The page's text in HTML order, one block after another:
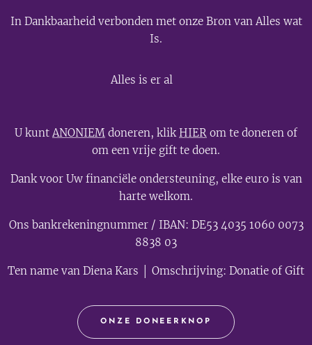
In Dankbaarheid verbonden met onze Bron van Alles wat
Is.
Alles is er al
U kuntANONIEM doneren, klikHIER om te doneren of
om een vrije gift te doen.
Dank voor Uw financiële ondersteuning, elke euro is van
harte welkom.
Ons bankrekeningnummer / IBAN: DE53 4035 1060 0073
8838 03
Ten name van Diena Kars │ Omschrijving: Donatie of Gift
ONZE DONEERKNOP